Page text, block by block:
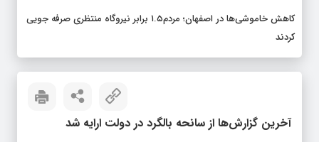
کاهش خاموشی‌ها در اصفهان؛ مردم۱.۵ برابر نیروگاه منتظری صرفه جویی
کردند
آخرین گزارش‌ها از سانحه بالگرد در دولت ارایه شد